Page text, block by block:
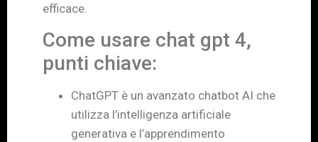
efficace.
Come usare chat gpt 4,
punti chiave:
ChatGPT è un avanzato chatbot AI che
utilizza l’intelligenza artificiale
generativa e l’apprendimento